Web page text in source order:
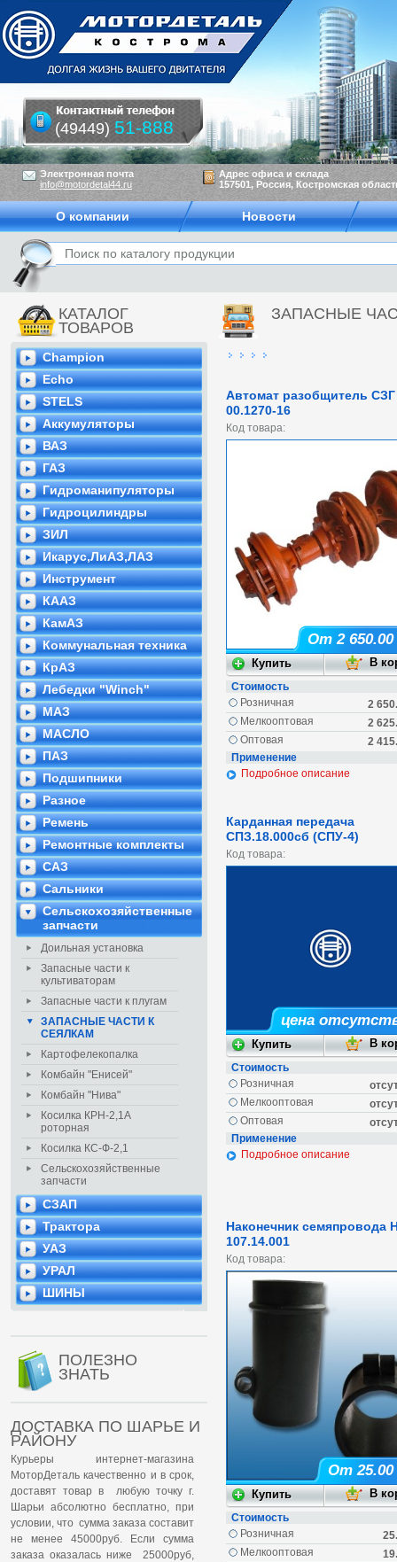
КАТАЛОГ
ТОВАРОВ
Champion
Echo
STELS
Аккумуляторы
ВАЗ
ГАЗ
Гидроманипуляторы
Гидроцилиндры
ЗИЛ
Икарус,ЛиАЗ,ЛАЗ
Инструмент
КААЗ
КамАЗ
Коммунальная техника
КрАЗ
Лебедки "Winch"
МАЗ
МАСЛО
ПАЗ
Подшипники
Разное
Ремень
Ремонтные комплекты
САЗ
Сальники
Сельскохозяйственные
запчасти
Доильная установка
Запасные части к
культиваторам
Запасные части к плугам
ЗАПАСНЫЕ ЧАСТИ К
СЕЯЛКАМ
Картофелекопалка
Комбайн "Енисей"
Комбайн "Нива"
Косилка КРН-2,1А
роторная
Косилка КС-Ф-2,1
Сельскохозяйственные
запчасти
СЗАП
Трактора
УАЗ
УРАЛ
ШИНЫ
ПОЛЕЗНО
ЗНАТЬ
ДОСТАВКА ПО ШАРЬЕ И
РАЙОНУ
Курьеры интернет-магазина
МоторДеталь качественно и в срок,
доставят товар в любую точку г.
Шарьи абсолютно бесплатно, при
условии, что сумма заказа составит
не менее 45000руб. Если сумма
заказа оказалась ниже 25000руб,
ЗАПАСНЫЕ
Автомат разобщитель СЗГ
00.1270-16
Код товара:
От 2 650.00
Стоимость
2
Розничная
2
Мелкооптовая
2
Оптовая
Применение
Подробное описание
Карданная передача
СПЗ.18.000сб (СПУ-4)
Код товара:
цена
Стоимость
Розничная
Мелкооптовая
Оптовая
Применение
Подробное описание
Наконечник семяпровода
107.14.001
Код товара:
От 25.00
Стоимость
Розничная
Мелкооптовая
Электронная почта
info@motordetal44.ru
Адрес офиса и склада
157501, Россия, Костромская
(49449) 51-888
О компании Новости